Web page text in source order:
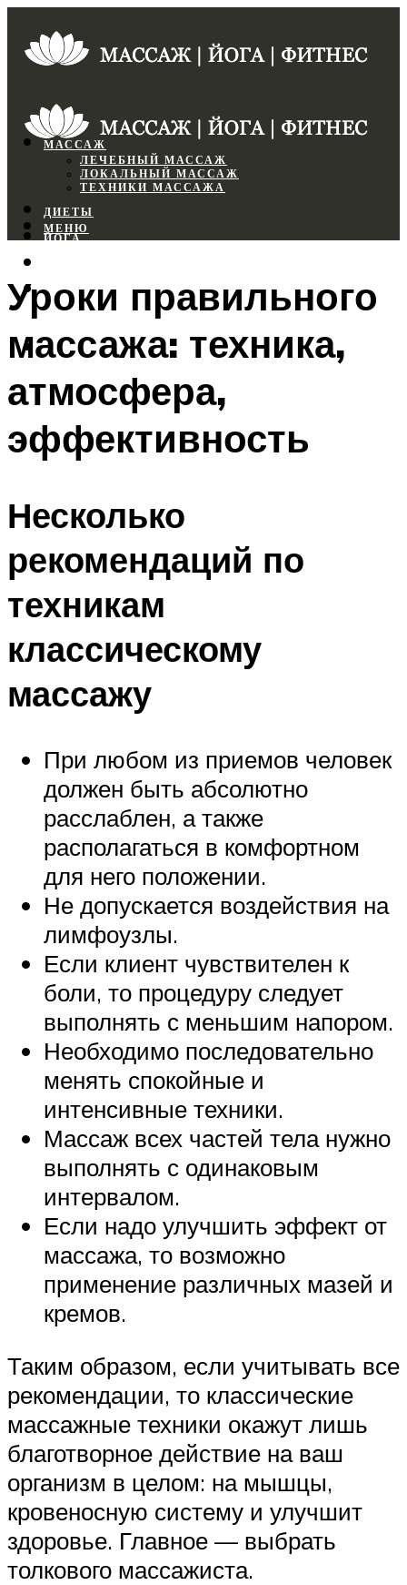
МАССАЖ
ЛЕЧЕБНЫЙ МАССАЖ
ЛОКАЛЬНЫЙ МАССАЖ
ТЕХНИКИ МАССАЖА
ДИЕТЫ
ЙОГА
ФИТНЕС
МЕНЮ
МЕНЮ
Уроки правильного
массажа: техника,
атмосфера,
эффективность
Несколько
рекомендаций по
техникам
классическому
массажу
При любом из приемов человек
должен быть абсолютно
расслаблен, а также
располагаться в комфортном
для него положении.
Не допускается воздействия на
лимфоузлы.
Если клиент чувствителен к
боли, то процедуру следует
выполнять с меньшим напором.
Необходимо последовательно
менять спокойные и
интенсивные техники.
Массаж всех частей тела нужно
выполнять с одинаковым
интервалом.
Если надо улучшить эффект от
массажа, то возможно
применение различных мазей и
кремов.
Таким образом, если учитывать все
рекомендации, то классические
массажные техники окажут лишь
благотворное действие на ваш
организм в целом: на мышцы,
кровеносную систему и улучшит
здоровье. Главное — выбрать
толкового массажиста.